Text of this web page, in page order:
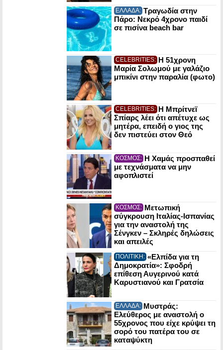
ΕΛΛΑΔΑ: Τραγωδία στην
Πάρο: Νεκρό 4χρονο παιδί
σε πισίνα beach bar
CELEBRITIES: Η 51χρονη
Μαρία Σολωμού με γαλάζιο
μπικίνι στην παραλία (φωτο)
CELEBRITIES: Η Μπρίτνεϊ
Σπίαρς λέει ότι απέτυχε ως
μητέρα, επειδή ο γιος της
δεν πιστεύει στον Θεό
ΚΟΣΜΟΣ: Η Χαμάς προσπαθεί
με τεχνάσματα να μην
αφοπλιστεί
ΚΟΣΜΟΣ: Μετωπική
σύγκρουση Ιταλίας-Ισπανίας
για την αναστολή της
Σένγκεν – Σκληρές δηλώσεις
και απειλές
ΠΟΛΙΤΙΚΗ: «Ελπίδα για τη
Δημοκρατία»: Σφοδρή
επίθεση Αυγερινού κατά
Καρυστιανού και Γρατσία
ΕΛΛΑΔΑ: Μυστράς:
Ελεύθερος με αναστολή ο
55χρονος που είχε κρύψει τη
σορό του πατέρα του σε
καταψύκτη